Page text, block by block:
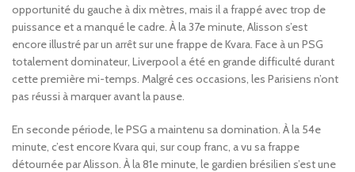
opportunité du gauche à dix mètres, mais il a frappé avec trop de
puissance et a manqué le cadre. À la 37e minute, Alisson s’est
encore illustré par un arrêt sur une frappe de Kvara. Face à un PSG
totalement dominateur, Liverpool a été en grande difficulté durant
cette première mi-temps. Malgré ces occasions, les Parisiens n’ont
pas réussi à marquer avant la pause.
En seconde période, le PSG a maintenu sa domination. À la 54e
minute, c’est encore Kvara qui, sur coup franc, a vu sa frappe
détournée par Alisson. À la 81e minute, le gardien brésilien s’est une